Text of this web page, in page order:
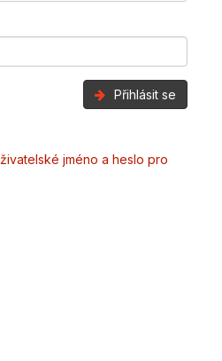
Přihlásit se
jméno a heslo pro